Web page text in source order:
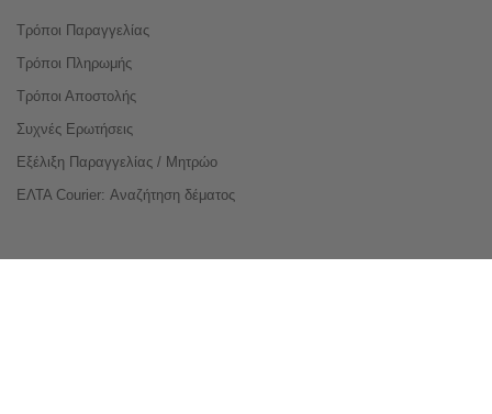
Τρόποι Παραγγελίας
Τρόποι Πληρωμής
Τρόποι Αποστολής
Συχνές Ερωτήσεις
Εξέλιξη Παραγγελίας / Μητρώο
ΕΛΤΑ Courier: Αναζήτηση δέματος